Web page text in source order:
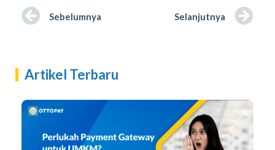
Sebelumnya Selanjutnya
Artikel Terbaru